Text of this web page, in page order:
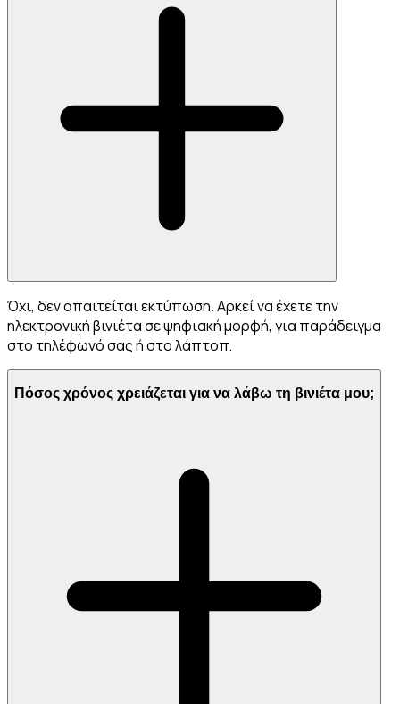
Όχι, δεν απαιτείται εκτύπωση. Αρκεί να έχετε την
ηλεκτρονική βινιέτα σε ψηφιακή μορφή, για παράδειγμα
στο τηλέφωνό σας ή στο λάπτοπ.
Πόσος χρόνος χρειάζεται για να λάβω τη βινιέτα μου;